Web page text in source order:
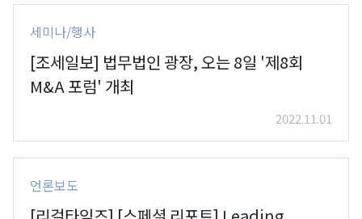
세미나/행사
[조세일보] 법무법인 광장, 오는 8일 '제8회
M&A 포럼' 개최
2022.11.01
언론보도